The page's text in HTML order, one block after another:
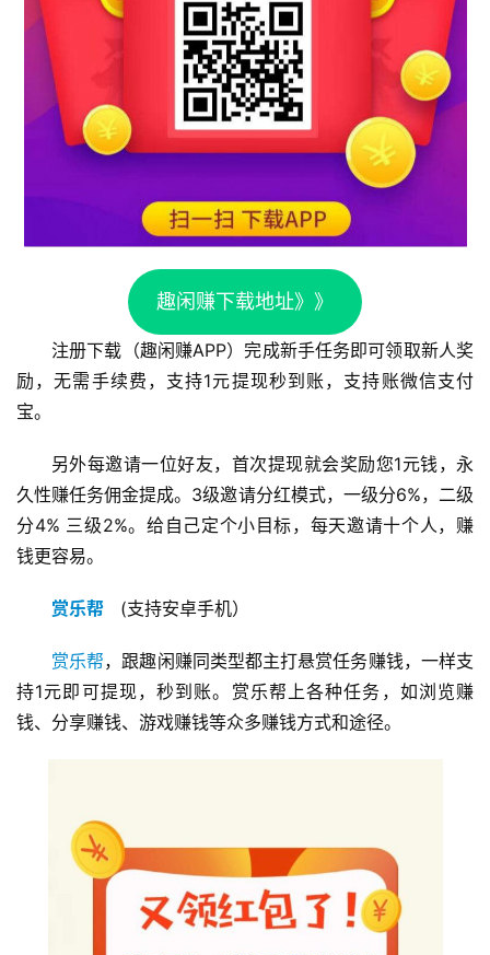
趣闲赚下载地址》》
注册下载（趣闲赚APP）完成新手任务即可领取新人奖
励，无需手续费，支持1元提现秒到账，支持账微信支付
宝。
另外每邀请一位好友，首次提现就会奖励您1元钱，永
久性赚任务佣金提成。3级邀请分红模式，一级分6%，二级
分4% 三级2%。给自己定个小目标，每天邀请十个人，赚
钱更容易。
赏乐帮
   (支持安卓手机）
赏乐帮，跟趣闲赚同类型都主打悬赏任务赚钱，一样支
持1元即可提现，秒到账。赏乐帮上各种任务，如浏览赚
钱、分享赚钱、游戏赚钱等众多赚钱方式和途径。